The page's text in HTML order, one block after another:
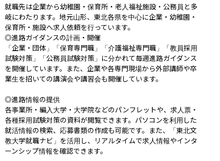
就職先は企業から幼稚園・保育所・老人福祉施設・公務員と多
岐にわたります。地元山形、東北各県を中心に企業・幼稚園・
保育所・施設へ求人依頼を行っています。
◎進路ガイダンスの計画・開催
「企業・団体」「保育専門職」「介護福祉専門職」「教員採用
試験対策」「公務員試験対策」に分かれて毎週進路ガイダンス
を開催しています。また、企業や各専門現場から外部講師や卒
業生を招いての講演会や講習会も開催しています。
◎進路情報の提供
各事業所・編入大学・大学院などのパンフレットや、求人票・
各種採用試験対策の資料が閲覧できます。パソコンを利用した
就活情報の検索、応募書類の作成も可能です。また、「東北文
教大学就職ナビ」を活用し、リアルタイムで求人情報やインタ
ーンシップ情報を確認できます。